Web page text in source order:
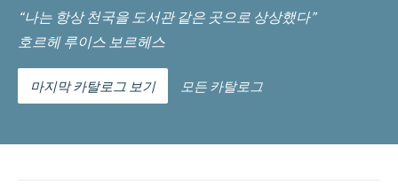
“나는 항상 천국을 도서관 같은 곳으로 상상했다”
호르헤 루이스 보르헤스
마지막 카탈로그 보기 모든 카탈로그